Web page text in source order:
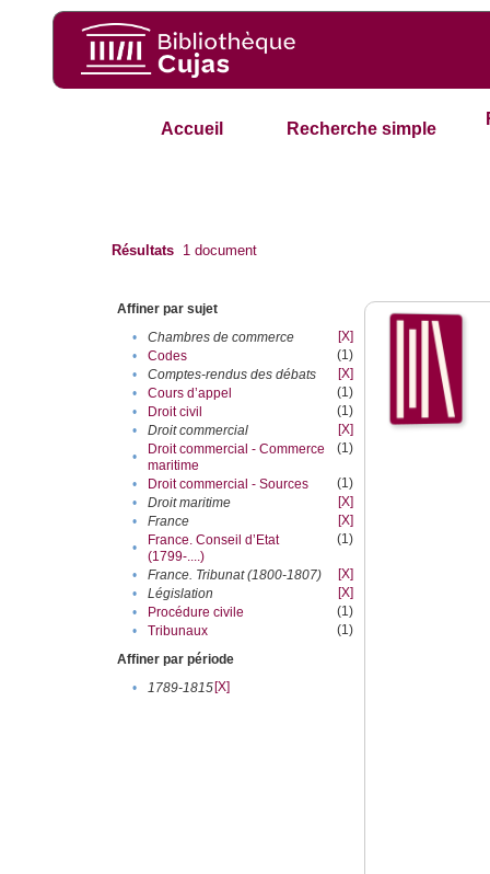
Accueil Recherche simple
Résultats 1 document
Affiner par sujet
•
Chambres de commerce
[X]
•
Codes
(1)
•
Comptes-rendus des débats
[X]
•
Cours d’appel
(1)
•
Droit civil
(1)
•
Droit commercial
[X]
•
Droit commercial - Commerce
maritime
(1)
• Droit commercial - Sources
(1)
•
Droit maritime
[X]
•
France
[X]
•
France. Conseil d’Etat
(1799-....)
(1)
• France. Tribunat (1800-1807)
[X]
•
Législation
[X]
•
Procédure civile
(1)
•
Tribunaux
(1)
Affiner par période
•
1789-1815[X]